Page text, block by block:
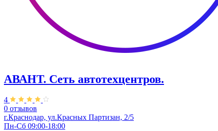
АВАНТ. ​Сеть автотехцентров.
4
0 отзывов
г.Краснодар, ул.Красных Партизан, 2/5
Пн-Сб 09:00-18:00